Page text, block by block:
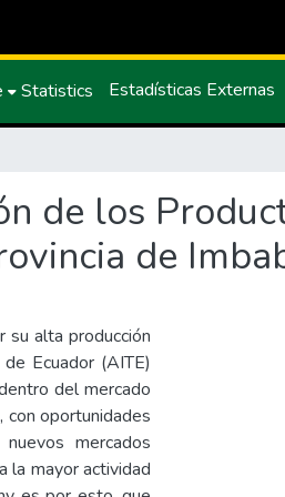
Statistics Estadísticas Externas
de los
de
su alta producción
Ecuador (AITE)
del mercado
oportunidades
mercados
la mayor actividad